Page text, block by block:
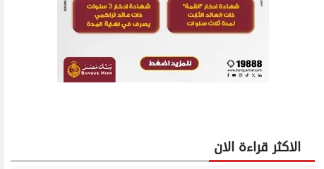
الاكثر قراءة الان